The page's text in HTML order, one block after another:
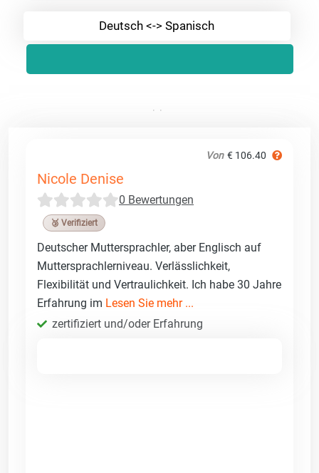
Deutsch <-> Spanisch
Von € 106.40
Nicole Denise
0 Bewertungen
🥉 Verifiziert
Deutscher Muttersprachler, aber Englisch auf
Muttersprachlerniveau. Verlässlichkeit,
Flexibilität und Vertraulichkeit. Ich habe 30 Jahre
Erfahrung im Lesen Sie mehr ...
zertifiziert und/oder Erfahrung